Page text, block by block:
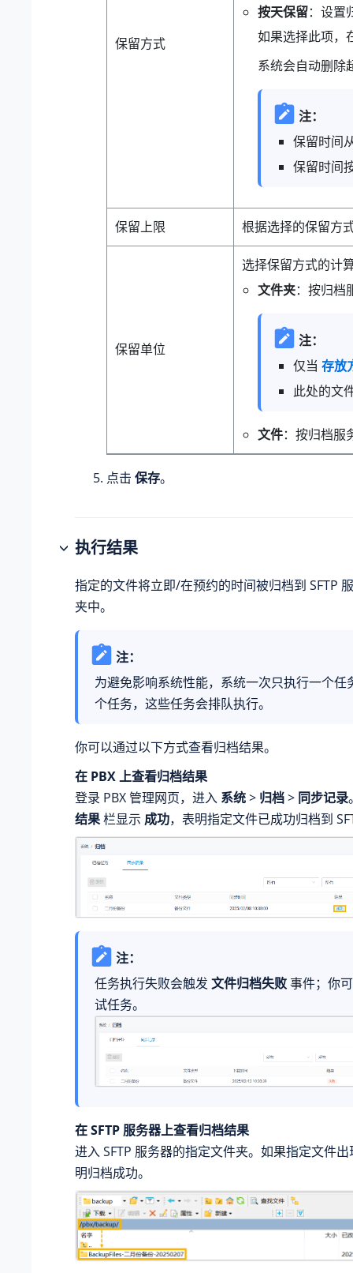
保留方式
按天保留：设置
如果选择此项，
系统会自动删除
注：
保留时间
保留时间
保留上限 根据选择的保留方
保留单位
选择保留方式的计
文件夹：按归档
注：
仅当 存放
此处的文
文件：按归档服
点击 保存。
执行结果
指定的文件将立即/在预约的时间被归档到 SFTP
夹中。
注：
为避免影响系统性能，系统一次只执行一个任
个任务，这些任务会排队执行。
你可以通过以下方式查看归档结果。
在 PBX 上查看归档结果
登录 PBX 管理网页，进入 系统> 归档> 同步记录
结果栏显示 成功，表明指定文件已成功归档到
注：
任务执行失败会触发 文件归档失败事件；你
试任务。
在 SFTP 服务器上查看归档结果
进入 SFTP 服务器的指定文件夹。如果指定文件
明归档成功。